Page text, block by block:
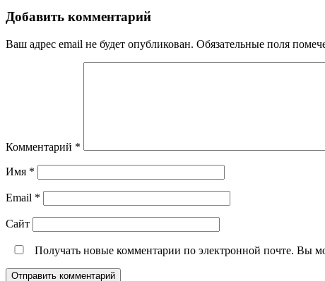
Добавить комментарий
Ваш адрес email не будет опубликован. Обязательные поля
Комментарий *
Имя *
Email *
Сайт
Получать новые комментарии по электронной почте. Вы